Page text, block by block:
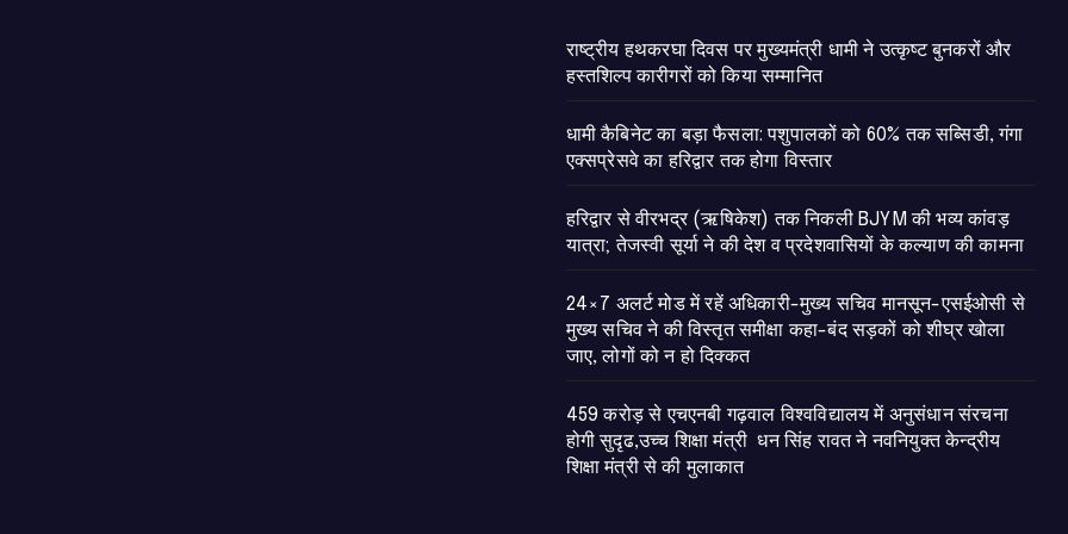
राष्ट्रीय हथकरघा दिवस पर मुख्यमंत्री धामी ने उत्कृष्ट बुनकरों और
हस्तशिल्प कारीगरों को किया सम्मानित
​धामी कैबिनेट का बड़ा फैसला: पशुपालकों को 60% तक सब्सिडी, गंगा
एक्सप्रेसवे का हरिद्वार तक होगा विस्तार
​हरिद्वार से वीरभद्र (ऋषिकेश) तक निकली BJYM की भव्य कांवड़
यात्रा; तेजस्वी सूर्या ने की देश व प्रदेशवासियों के कल्याण की कामना
24×7 अलर्ट मोड में रहें अधिकारी-मुख्य सचिव मानसून-एसईओसी से
मुख्य सचिव ने की विस्तृत समीक्षा कहा-बंद सड़कों को शीघ्र खोला
जाए, लोगों को न हो दिक्कत
459 करोड़ से एचएनबी गढ़वाल विश्वविद्यालय में अनुसंधान संरचना
होगी सुदृढ,उच्च शिक्षा मंत्री धन सिंह रावत ने नवनियुक्त केन्द्रीय
शिक्षा मंत्री से की मुलाकात